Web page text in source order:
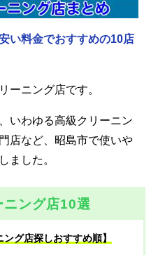
い料金でおすすめの10店
ーニング店です。
いわゆる高級クリーニン
店など、昭島市で使いや
ました。
ング店10選
グ店探しおすすめ順】